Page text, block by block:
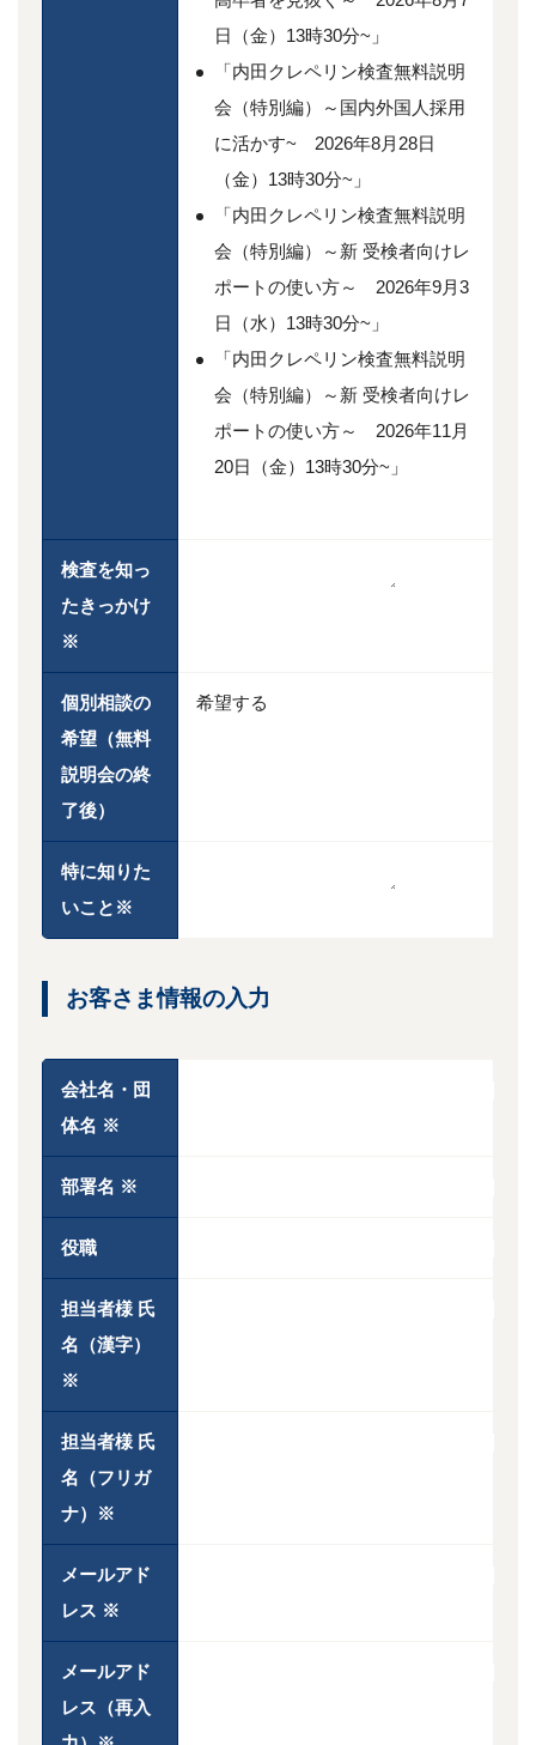
日（金）13時30分~」
「内田クレペリン検査無料説明
会（特別編）～国内外国人採用
に活かす~ 2026年8月28日
（金）13時30分~」
「内田クレペリン検査無料説明
会（特別編）～新 受検者向けレ
ポートの使い方～ 2026年9月3
日（水）13時30分~」
「内田クレペリン検査無料説明
会（特別編）～新 受検者向けレ
ポートの使い方～ 2026年11月
20日（金）13時30分~」
検査を知っ
たきっかけ
※
個別相談の
希望 （無料
説明会の終
了後）
希望する
特に知りた
いこと ※
お客さま情報の入力
会社名・団
体名 ※
部署名 ※
役職
担当者様 氏
名（漢字）
※
担当者様 氏
名（フリガ
ナ）
※
メールアド
レス ※
メールアド
レス（再入